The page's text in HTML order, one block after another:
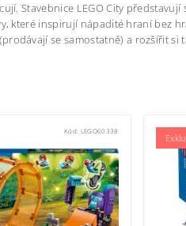
Stavebnice LEGO City
které inspirují nápadité hraní bez
se samostatně) a rozšířit si
Kód: LEGO60338